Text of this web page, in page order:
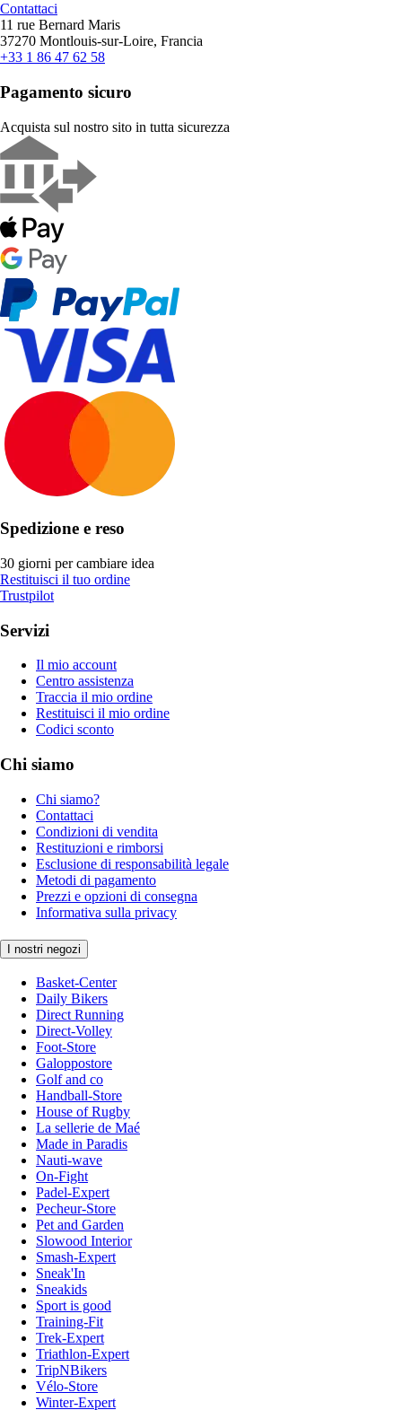
Contattaci
11 rue Bernard Maris
37270 Montlouis-sur-Loire, Francia
+33 1 86 47 62 58
Pagamento sicuro
Acquista sul nostro sito in tutta sicurezza
Spedizione e reso
30 giorni per cambiare idea
Restituisci il tuo ordine
Trustpilot
Servizi
Il mio account
Centro assistenza
Traccia il mio ordine
Restituisci il mio ordine
Codici sconto
Chi siamo
Chi siamo?
Contattaci
Condizioni di vendita
Restituzioni e rimborsi
Esclusione di responsabilità legale
Metodi di pagamento
Prezzi e opzioni di consegna
Informativa sulla privacy
I nostri negozi
Basket-Center
Daily Bikers
Direct Running
Direct-Volley
Foot-Store
Galoppostore
Golf and co
Handball-Store
House of Rugby
La sellerie de Maé
Made in Paradis
Nauti-wave
On-Fight
Padel-Expert
Pecheur-Store
Pet and Garden
Slowood Interior
Smash-Expert
Sneak'In
Sneakids
Sport is good
Training-Fit
Trek-Expert
Triathlon-Expert
TripNBikers
Vélo-Store
Winter-Expert